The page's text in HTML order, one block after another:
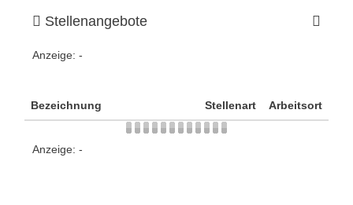
Stellenangebote
Anzeige: -
Bezeichnung Stellenart Arbeitsort
Anzeige: -